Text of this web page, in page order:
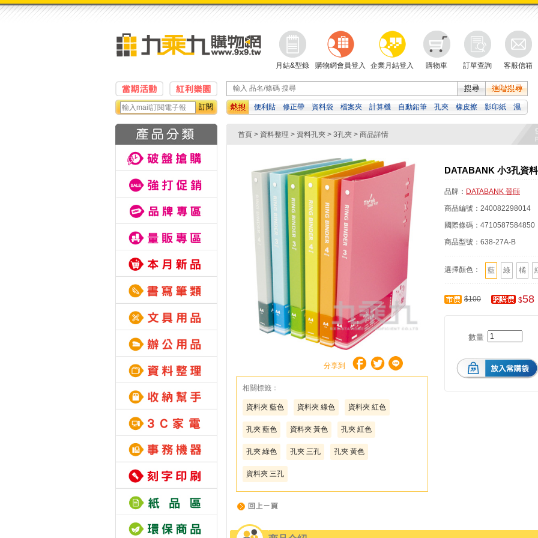
月結&型錄 購物網會員登入 企業月結登入 購物車 訂單查詢 客服信箱
訂閱 便利貼 修正帶 資料袋 檔案夾 計算機 自動鉛筆 孔夾 橡皮擦 影印紙
濕
首頁 > 資料整理 > 資料孔夾 > 3孔夾 > 商品詳情
分享到
相關標籤：
資料夾 藍色 資料夾 綠色 資料夾 紅色
孔夾 藍色 資料夾 黃色 孔夾 紅色
孔夾 綠色 孔夾 三孔 孔夾 黃色
資料夾 三孔
DATABANK 小3孔資
品牌： DATABANK 晉頎
商品編號： 240082298014
國際條碼： 4710587584850
商品型號： 638-27A-B
選擇顏色： 藍 綠 橘
$100 $58
數量